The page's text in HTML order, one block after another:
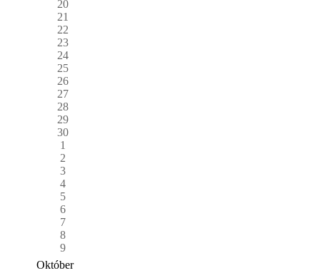
20
21
22
23
24
25
26
27
28
29
30
1
2
3
4
5
6
7
8
9
Október